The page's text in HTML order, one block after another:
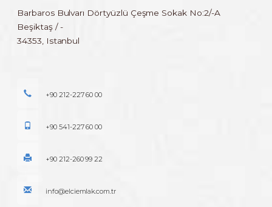
Barbaros Bulvarı Dörtyüzlü Çeşme Sokak No:2/-A
Beşiktaş / -
34353, Istanbul
+90 212-227 60 00
+90 541-227 60 00
+90 212-260 99 22
info@elciemlak.com.tr